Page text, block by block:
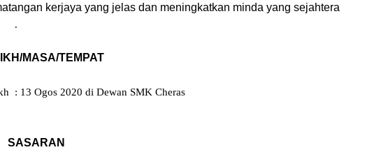
kerjaya yang jelas dan meningkatkan minda yang sejahtera
.
MASA/TEMPAT
: 13 Ogos 2020 di Dewan SMK Cheras
SASARAN